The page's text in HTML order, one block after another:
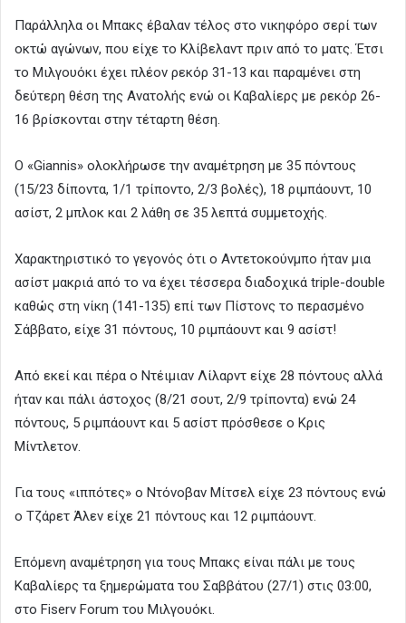
Παράλληλα οι Μπακς έβαλαν τέλος στο νικηφόρο σερί των
οκτώ αγώνων, που είχε το Κλίβελαντ πριν από το ματς. Έτσι
το Μιλγουόκι έχει πλέον ρεκόρ 31-13 και παραμένει στη
δεύτερη θέση της Ανατολής ενώ οι Καβαλίερς με ρεκόρ 26-
16 βρίσκονται στην τέταρτη θέση.
Ο «Giannis» ολοκλήρωσε την αναμέτρηση με 35 πόντους
(15/23 δίποντα, 1/1 τρίποντο, 2/3 βολές), 18 ριμπάουντ, 10
ασίστ, 2 μπλοκ και 2 λάθη σε 35 λεπτά συμμετοχής.
Χαρακτηριστικό το γεγονός ότι ο Αντετοκούνμπο ήταν μια
ασίστ μακριά από το να έχει τέσσερα διαδοχικά triple-double
καθώς στη νίκη (141-135) επί των Πίστονς το περασμένο
Σάββατο, είχε 31 πόντους, 10 ριμπάουντ και 9 ασίστ!
Από εκεί και πέρα ο Ντέιμιαν Λίλαρντ είχε 28 πόντους αλλά
ήταν και πάλι άστοχος (8/21 σουτ, 2/9 τρίποντα) ενώ 24
πόντους, 5 ριμπάουντ και 5 ασίστ πρόσθεσε ο Κρις
Μίντλετον.
Για τους «ιππότες» ο Ντόνοβαν Μίτσελ είχε 23 πόντους ενώ
ο Τζάρετ Άλεν είχε 21 πόντους και 12 ριμπάουντ.
Επόμενη αναμέτρηση για τους Μπακς είναι πάλι με τους
Καβαλίερς τα ξημερώματα του Σαββάτου (27/1) στις 03:00,
στο Fiserv Forum του Μιλγουόκι.